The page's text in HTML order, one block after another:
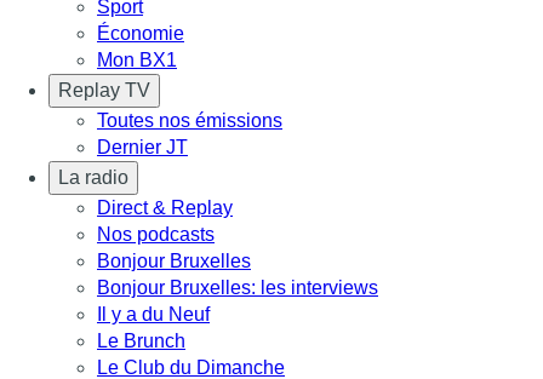
Sport
Économie
Mon BX1
Replay TV
Toutes nos émissions
Dernier JT
La radio
Direct & Replay
Nos podcasts
Bonjour Bruxelles
Bonjour Bruxelles: les interviews
Il y a du Neuf
Le Brunch
Le Club du Dimanche